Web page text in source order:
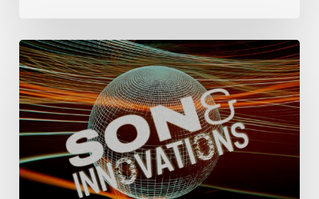
Semana
del
Sonido
en
Lima,
del
6